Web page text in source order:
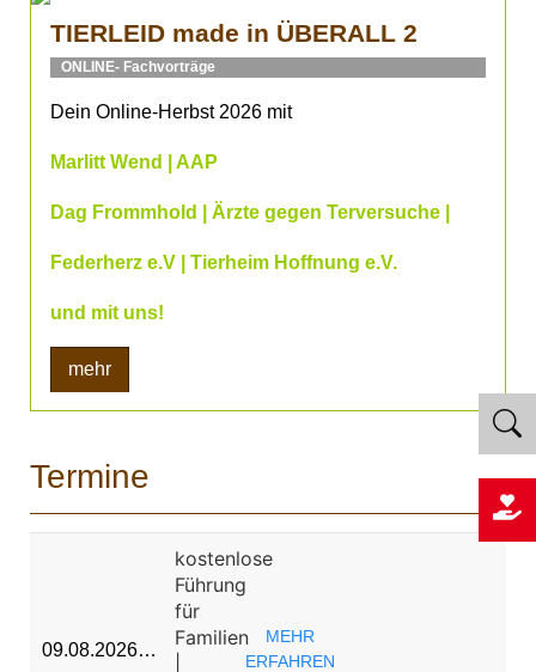
TIERLEID made in ÜBERALL 2
ONLINE- Fachvorträge
Dein Online-Herbst 2026 mit
Marlitt Wend | AAP
Dag Frommhold | Ärzte gegen Terversuche |
Federherz e.V | Tierheim Hoffnung e.V.
und mit uns!
mehr
Termine
09.08.2026…
kostenlose
Führung
für
Familien
MEHR
ERFAHREN